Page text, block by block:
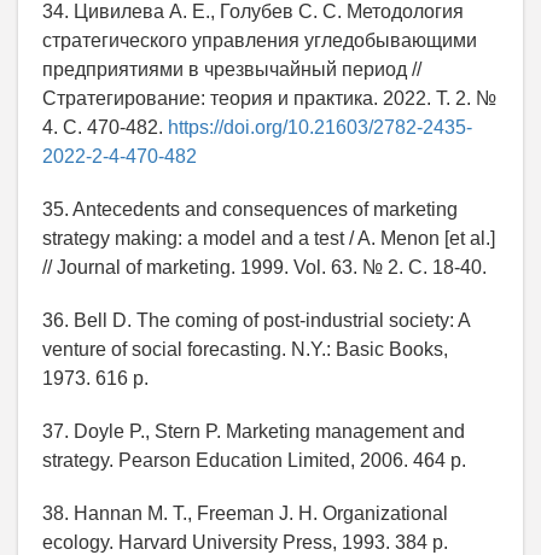
34. Цивилева А. Е., Голубев С. С. Методология
стратегического управления угледобывающими
предприятиями в чрезвычайный период //
Стратегирование: теория и практика. 2022. Т. 2. №
4. С. 470-482. https://doi.org/10.21603/2782-2435-
2022-2-4-470-482
35. Antecedents and consequences of marketing
strategy making: a model and a test / A. Menon [et al.]
// Journal of marketing. 1999. Vol. 63. № 2. С. 18-40.
36. Bell D. The coming of post-industrial society: A
venture of social forecasting. N.Y.: Basic Books,
1973. 616 p.
37. Doyle P., Stern P. Marketing management and
strategy. Pearson Education Limited, 2006. 464 p.
38. Hannan M. T., Freeman J. H. Organizational
ecology. Harvard University Press, 1993. 384 p.